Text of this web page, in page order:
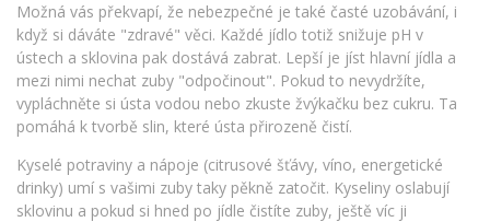
Možná vás překvapí, že nebezpečné je také časté uzobávání, i
když si dáváte "zdravé" věci. Každé jídlo totiž snižuje pH v
ústech a sklovina pak dostává zabrat. Lepší je jíst hlavní jídla a
mezi nimi nechat zuby "odpočinout". Pokud to nevydržíte,
vypláchněte si ústa vodou nebo zkuste žvýkačku bez cukru. Ta
pomáhá k tvorbě slin, které ústa přirozeně čistí.
Kyselé potraviny a nápoje (citrusové šťávy, víno, energetické
drinky) umí s vašimi zuby taky pěkně zatočit. Kyseliny oslabují
sklovinu a pokud si hned po jídle čistíte zuby, ještě víc ji